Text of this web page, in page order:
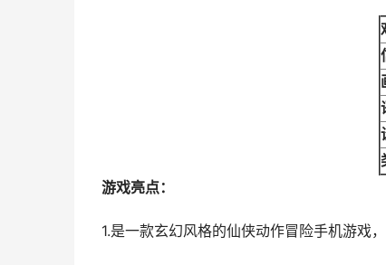
游戏亮点：
1.是一款玄幻风格的仙侠动作冒险手机游戏